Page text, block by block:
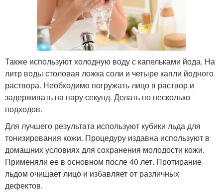
Также используют холодную воду с капельками йода. На
литр воды столовая ложка соли и четыре капли йодного
раствора. Необходимо погружать лицо в раствор и
задерживать на пару секунд. Делать по несколько
подходов.
Для лучшего результата используют кубики льда для
тонизирования кожи. Процедуру издавна используют в
домашних условиях для сохранения молодости кожи.
Применяли ее в основном после 40 лет. Протирание
льдом очищает лицо и избавляет от различных
дефектов.